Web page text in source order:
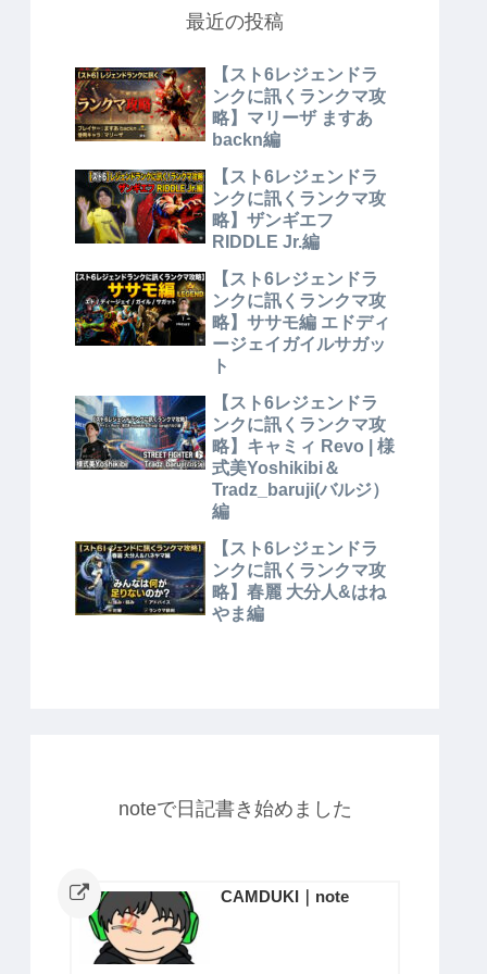
最近の投稿
【スト6レジェンドラ
ンクに訊くランクマ攻
略】マリーザ ますあ
backn編
【スト6レジェンドラ
ンクに訊くランクマ攻
略】ザンギエフ
RIDDLE Jr.編
【スト6レジェンドラ
ンクに訊くランクマ攻
略】ササモ編 エドディ
ージェイガイルサガッ
ト
【スト6レジェンドラ
ンクに訊くランクマ攻
略】キャミィ Revo | 様
式美Yoshikibi＆
Tradz_baruji(バルジ）
編
【スト6レジェンドラ
ンクに訊くランクマ攻
略】春麗 大分人&はね
やま編
noteで日記書き始めました
CAMDUKI｜note